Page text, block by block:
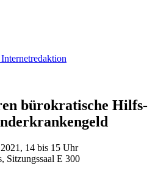
büro­kratische Hilfs­
14 bis 15 Uhr
Sitzungssaal E 300